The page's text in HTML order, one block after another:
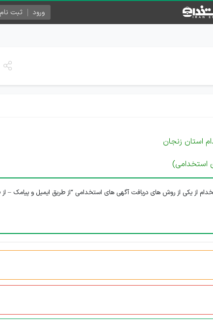
ورود ثبت نام
استان زنجان
استخدامی)
از یکی از روش های دریافت آگهی های استخدامی “از طریق ایمیل و پیامک –